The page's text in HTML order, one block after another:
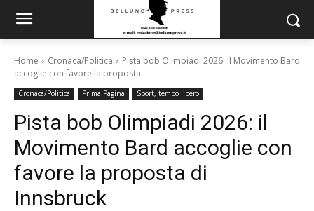
Home Cronaca/Politica
Pista bob Olimpiadi 2026: il Movimento Bard
accoglie con favore la proposta...
Cronaca/Politica Prima Pagina Sport, tempo libero
Pista bob Olimpiadi 2026: il
Movimento Bard accoglie con
favore la proposta di
Innsbruck